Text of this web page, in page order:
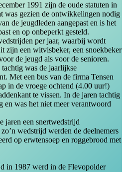
1991 zijn de oude statuten in
was gezien de ontwikkelingen nodig
de jeugdleden aangepast en is het
en op onbeperkt gesteld.
per jaar, waarbij wordt
zijn een witvisbeker, een snoekbeker
de jeugd als voor de senioren.
was de jaarlijkse
Met een bus van de firma Tensen
in de vroege ochtend (4.00 uur!)
te vissen. In de jaren tachtig
en was het niet meer verantwoord
jaren een snertwedstrijd
wedstrijd werden de deelnemers
op erwtensoep en roggebrood met
in 1987 werd in de Flevopolder